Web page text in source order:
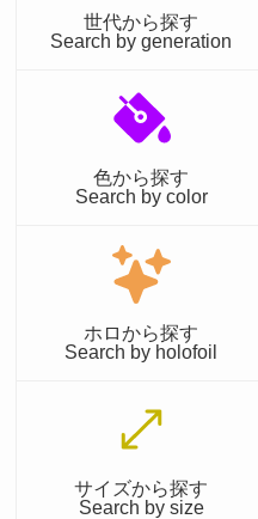
世代から探す
Search by generation
色から探す
Search by color
ホロから探す
Search by holofoil
サイズから探す
Search by size